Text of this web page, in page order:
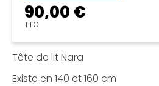
90,00 €
TTC
Tête de lit Nara
Existe en 140 et 160 cm